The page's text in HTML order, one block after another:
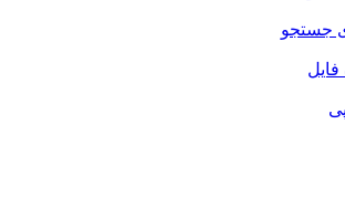
جستجو
فایل